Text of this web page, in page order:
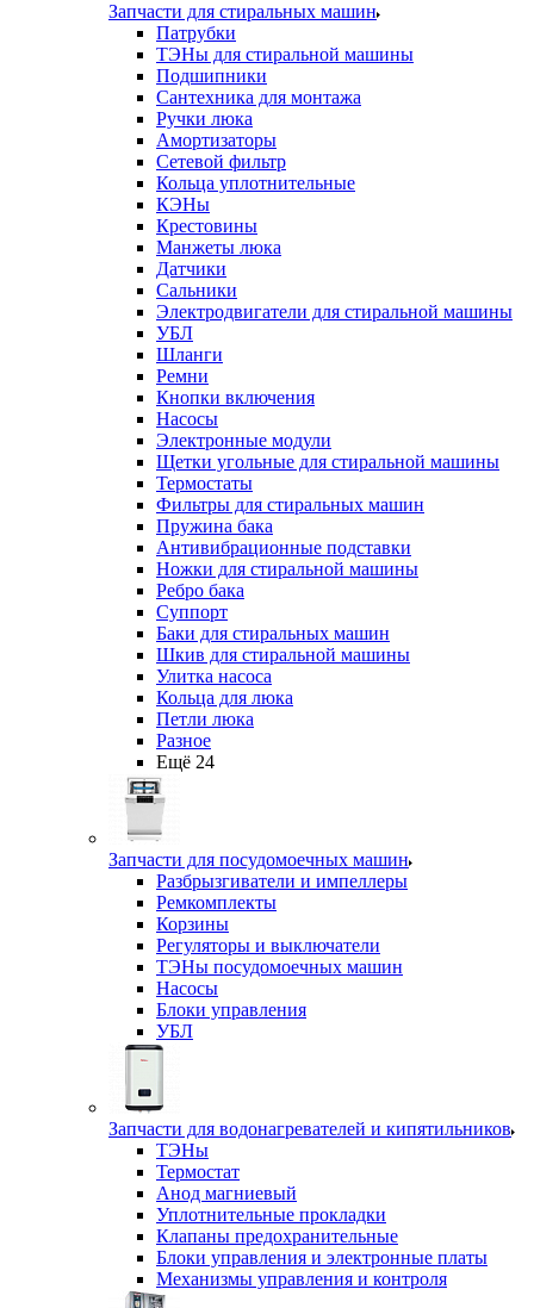
Запчасти для стиральных машин
Патрубки
ТЭНы для стиральной машины
Подшипники
Сантехника для монтажа
Ручки люка
Амортизаторы
Сетевой фильтр
Кольца уплотнительные
КЭНы
Крестовины
Манжеты люка
Датчики
Сальники
Электродвигатели для стиральной машины
УБЛ
Шланги
Ремни
Кнопки включения
Насосы
Электронные модули
Щетки угольные для стиральной машины
Термостаты
Фильтры для стиральных машин
Пружина бака
Антивибрационные подставки
Ножки для стиральной машины
Ребро бака
Суппорт
Баки для стиральных машин
Шкив для стиральной машины
Улитка насоса
Кольца для люка
Петли люка
Разное
Ещё 24
Запчасти для посудомоечных машин
Разбрызгиватели и импеллеры
Ремкомплекты
Корзины
Регуляторы и выключатели
ТЭНы посудомоечных машин
Насосы
Блоки управления
УБЛ
Запчасти для водонагревателей и кипятильников
ТЭНы
Термостат
Анод магниевый
Уплотнительные прокладки
Клапаны предохранительные
Блоки управления и электронные платы
Механизмы управления и контроля